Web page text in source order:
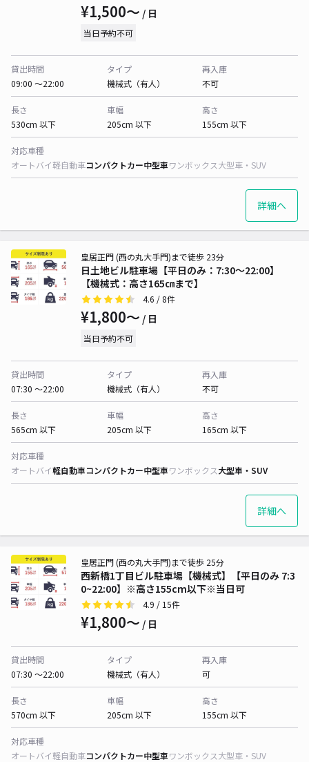
¥1,500〜 / 日
当日予約不可
貸出時間
09:00 〜22:00
タイプ
機械式（有人）
再入庫
不可
長さ
530cm 以下
車幅
205cm 以下
高さ
155cm 以下
対応車種
オートバイ軽自動車コンパクトカー中型車ワンボックス大型車・SUV
詳細へ
日土地ビル駐車場【平日のみ：7:30～22:00】
【機械式：高さ165㎝まで】
皇居正門 (西の丸大手門)まで徒歩 23分
4.6 / 8件
¥1,800〜 / 日
当日予約不可
貸出時間
07:30 〜22:00
タイプ
機械式（有人）
再入庫
不可
長さ
565cm 以下
車幅
205cm 以下
高さ
165cm 以下
対応車種
オートバイ軽自動車コンパクトカー中型車ワンボックス大型車・SUV
詳細へ
西新橋1丁目ビル駐車場【機械式】【平日のみ 7:3
0~22:00】※高さ155cm以下※当日可
皇居正門 (西の丸大手門)まで徒歩 25分
4.9 / 15件
¥1,800〜 / 日
貸出時間
07:30 〜22:00
タイプ
機械式（有人）
再入庫
可
長さ
570cm 以下
車幅
205cm 以下
高さ
155cm 以下
対応車種
オートバイ軽自動車コンパクトカー中型車ワンボックス大型車・SUV